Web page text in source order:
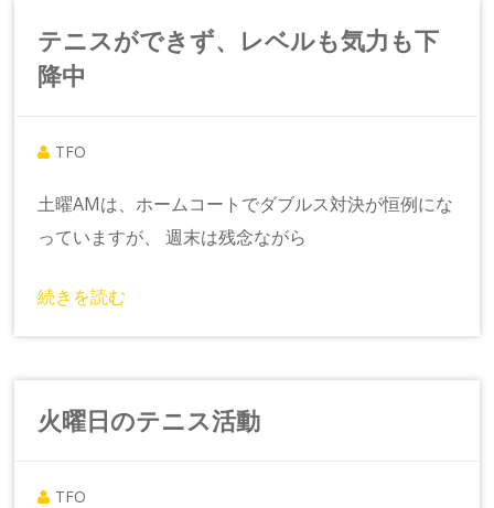
テニスができず、レベルも気力も下
降中
TFO
土曜AMは、ホームコートでダブルス対決が恒例にな
っていますが、 週末は残念ながら
続きを読む
火曜日のテニス活動
TFO